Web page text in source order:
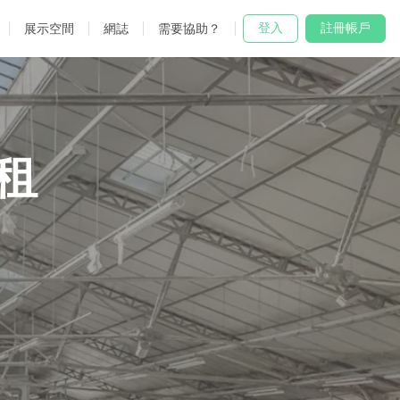
展示空間 網誌 需要協助？ 登入 註冊帳戶